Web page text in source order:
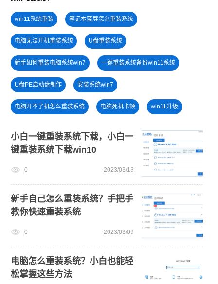
win11系统重装 笔记本蓝屏怎么重装系统
电脑无法开机重装系统 U盘重装系统
新手如何重装电脑系统win7 一键重装系统备份win11系统
U盘PE启动盘制作 安装系统win7
电脑开不了机怎么重装系统 电脑死机卡顿 win11升级
windows11 win11最低硬件要求 win11怎么升级
安装win10系统 u盘一键重装系统win10 32位
win11一键安装 免费升级win10
小白一键重装系统下载，小白一
键重装系统下载win10
0 2023/03/13
新手自己怎么重装系统？手把手
教你快速重装系统
0 2023/03/09
电脑怎么重装系统？小白也能轻
松掌握这些方法